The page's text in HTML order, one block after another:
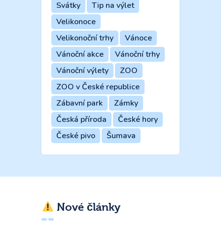
Svátky
Tip na výlet
Velikonoce
Velikonoční trhy
Vánoce
Vánoční akce
Vánoční trhy
Vánoční výlety
ZOO
ZOO v České republice
Zábavní park
Zámky
Česká příroda
České hory
České pivo
Šumava
Nové články